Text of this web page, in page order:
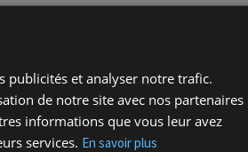
Sefer Tof !
livres et de
11/12/2024 Michèle
publicités et analyser notre trafic.
de notre site avec nos partenaires
informations que vous leur avez
services. En savoir plus